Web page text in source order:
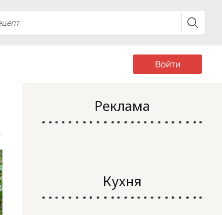
Войти
Реклама
Кухня